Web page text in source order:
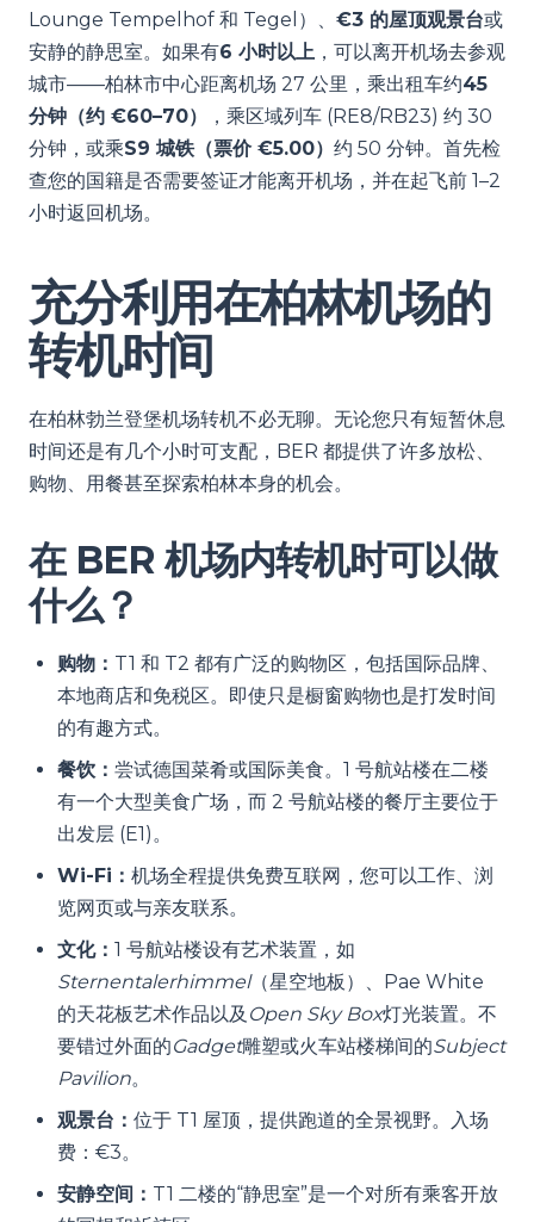
Lounge Tempelhof 和 Tegel）、 €3 的屋顶观景台或
安静的静思室。如果有6 小时以上 ，可以离开机场去参观
城市——柏林市中心距离机场 27 公里，乘出租车约45
分钟（约 €60–70）
，乘区域列车 (RE8/RB23) 约 30
分钟，或乘S9 城铁（票价 €5.00） 约 50 分钟。首先检
查您的国籍是否需要签证才能离开机场，并在起飞前 1–2
小时返回机场。
充分利用在柏林机场的
转机时间
在柏林勃兰登堡机场转机不必无聊。无论您只有短暂休息
时间还是有几个小时可支配，BER 都提供了许多放松、
购物、用餐甚至探索柏林本身的机会。
在 BER 机场内转机时可以做
什么？
购物： T1 和 T2 都有广泛的购物区，包括国际品牌、
本地商店和免税区。即使只是橱窗购物也是打发时间
的有趣方式。
餐饮： 尝试德国菜肴或国际美食。1 号航站楼在二楼
有一个大型美食广场，而 2 号航站楼的餐厅主要位于
出发层 (E1)。
Wi-Fi： 机场全程提供免费互联网，您可以工作、浏
览网页或与亲友联系。
文化： 1 号航站楼设有艺术装置，如
Sternentalerhimmel（星空地板）、Pae White
的天花板艺术作品以及 Open Sky Box灯光装置。不
要错过外面的Gadget雕塑或火车站楼梯间的Subject
Pavilion。
观景台： 位于 T1 屋顶，提供跑道的全景视野。入场
费：€3。
安静空间： T1 二楼的“静思室”是一个对所有乘客开放